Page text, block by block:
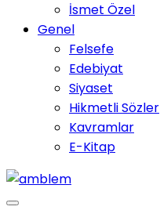
İsmet Özel
Genel
Felsefe
Edebiyat
Siyaset
Hikmetli Sözler
Kavramlar
E-Kitap